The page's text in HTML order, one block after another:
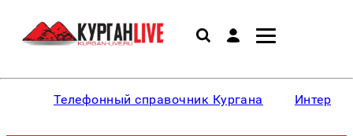
Телефонный справочник Кургана